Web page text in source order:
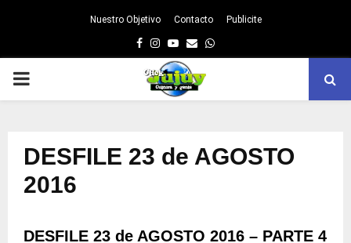
Nuestro Objetivo Contacto Publicite
Facebook
Instagram
Youtube
EmailWhatsapp
PRIMARY
DESFILE 23 de AGOSTO
2016
DESFILE 23 de AGOSTO 2016 – PARTE 4